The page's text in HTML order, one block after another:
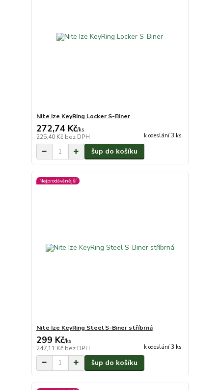
Nite Ize KeyRing Locker S-Biner
272,74 Kč/ks
225,40 Kč bez DPH k odeslání 3 ks
šup do košíku
Nejprodávánější
Nite Ize KeyRing Steel S-Biner stříbrná
299 Kč/ks
247,11 Kč bez DPH k odeslání 3 ks
šup do košíku